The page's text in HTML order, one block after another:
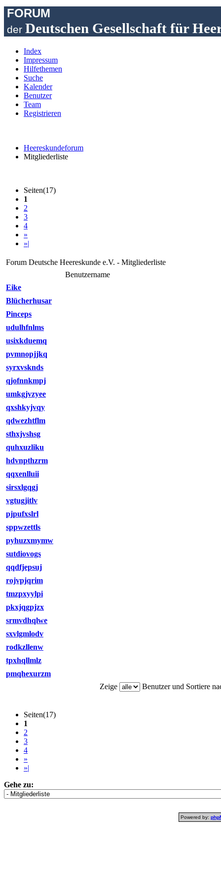
FORUM
der Deutschen Gesellschaft für
Index
Impressum
Hilfethemen
Suche
Kalender
Benutzer
Team
Registrieren
Heereskundeforum
Mitgliederliste
Seiten(17)
1
2
3
4
»
»|
Forum Deutsche Heereskunde e.V. - Mitgliederliste
Benutzername
Eike
Blücherhusar
Pinceps
udulhfnlms
usixkduemq
pvmnopjjkq
syrxvsknds
qjofnnkmpj
umkgjvzyee
qxshkyjvqy
qdwezhtflm
sthxjvshsg
quhxuzliku
hdvnpthzrm
qqxenlluii
sirsxlgqgj
vgtugjitlv
pjpufxslrl
sppwzettls
pyhuzxmymw
sutdiovogs
qqdfjepsuj
rojvpjqrim
tmzpxyylpi
pkxjqgpjzx
srmvdhqlwe
sxvlgmlodv
rodkzllenw
tpxhqllmlz
pmqhexurzm
Zeige
Benutzer und Sortiere
Seiten(17)
1
2
3
4
»
»|
Gehe zu:
Powered by: